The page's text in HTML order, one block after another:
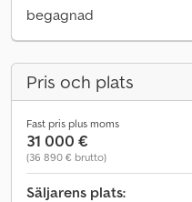
begagnad
Pris och plats
Fast pris plus moms
31 000 €
(36 890 € brutto)
Säljarens plats: